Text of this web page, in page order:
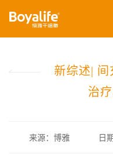
首页 什么是干细胞
新综述| 间充质干细胞外泌体
新综述|
治
来源：博雅 日